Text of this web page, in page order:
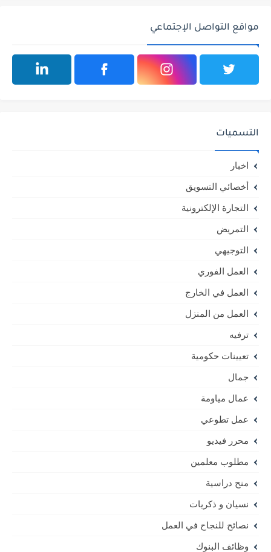
مواقع التواصل الإجتماعي
التسميات
اخبار
أخصائي التسويق
التجارة الإلكترونية
التمريض
التوجيهي
العمل الفوري
العمل في الخارج
العمل من المنزل
ترفيه
تعيينات حكومية
جمال
عمال مياومة
عمل تطوعي
محرر فيديو
مطلوب معلمين
منح دراسية
نسيان و ذكريات
نصائح للنجاح في العمل
وظائف البنوك